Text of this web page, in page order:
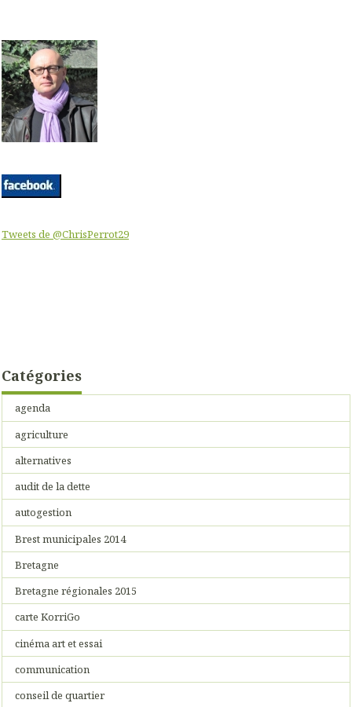
Tweets de @ChrisPerrot29
Catégories
agenda
agriculture
alternatives
audit de la dette
autogestion
Brest municipales 2014
Bretagne
Bretagne régionales 2015
carte KorriGo
cinéma art et essai
communication
conseil de quartier